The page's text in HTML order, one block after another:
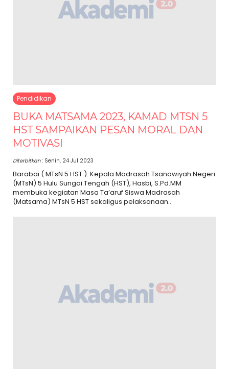
Pendidikan
BUKA MATSAMA 2023, KAMAD MTSN 5
HST SAMPAIKAN PESAN MORAL DAN
MOTIVASI
Diterbitkan: Senin, 24 Jul 2023
Barabai ( MTsN 5 HST ). Kepala Madrasah Tsanawiyah Negeri
(MTsN) 5 Hulu Sungai Tengah (HST), Hasbi, S.Pd.MM
membuka kegiatan Masa Ta’aruf Siswa Madrasah
(Matsama) MTsN 5 HST sekaligus pelaksanaan..